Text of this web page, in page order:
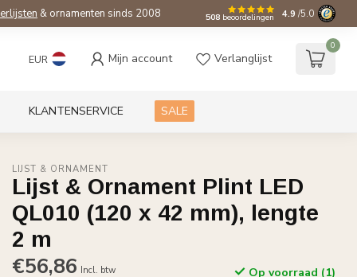
& ornamenten sinds 2008 508 beoordelingen 4.9 /5.0
EUR Mijn account Verlanglijst
0
KLANTENSERVICE SALE
LIJST & ORNAMENT
Lijst & Ornament Plint LED
QL010 (120 x 42 mm), lengte
2 m
€56,86 Incl. btw Op voorraad (1)